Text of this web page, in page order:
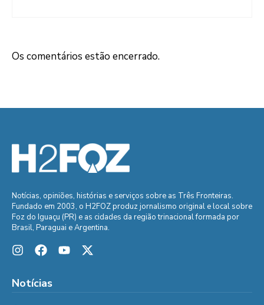
Os comentários estão encerrado.
Notícias, opiniões, histórias e serviços sobre as Três Fronteiras.
Fundado em 2003, o H2FOZ produz jornalismo original e local sobre
Foz do Iguaçu (PR) e as cidades da região trinacional formada por
Brasil, Paraguai e Argentina.
Notícias